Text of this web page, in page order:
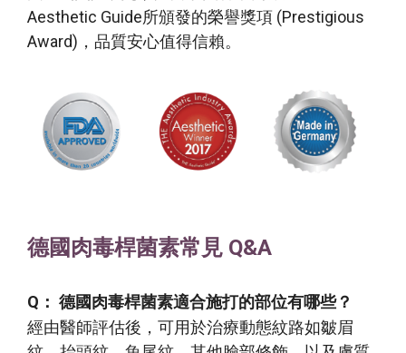
Aesthetic Guide所頒發的榮譽獎項 (Prestigious
Award)，品質安心值得信賴。
德國肉毒桿菌素常見 Q&A
Q： 德國肉毒桿菌素適合施打的部位有哪些？
經由醫師評估後，可用於治療動態紋路如皺眉